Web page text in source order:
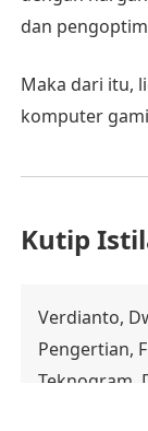
dan
Maka dari itu,
komputer
Kutip
Verdianto,
Pengertian,
Teknogram.